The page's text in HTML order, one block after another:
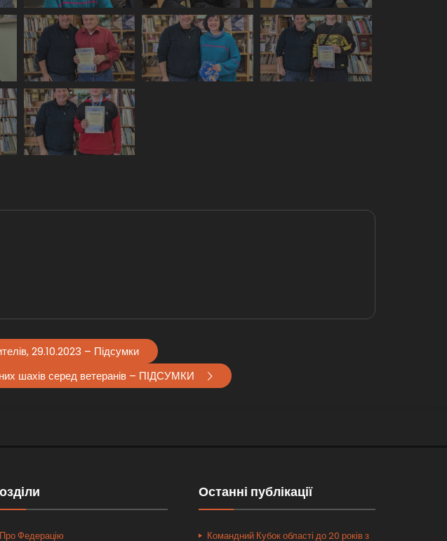
29.10.2023 – Підсумки
шахів серед ветеранів – ПІДСУМКИ
Про Федерацію
Останні публікації
Командний Кубок області до 20 років з